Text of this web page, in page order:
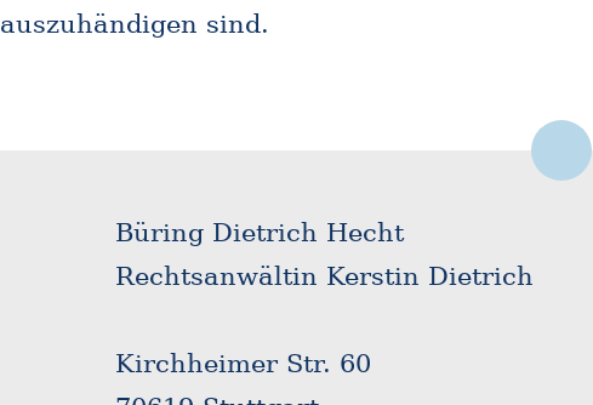
auszuhändigen sind.
Büring Dietrich Hecht
Rechtsanwältin Kerstin Dietrich
Kirchheimer Str. 60